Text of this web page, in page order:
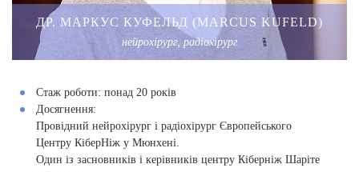
ДР. МАРКУС КУФЕЛЬД (MARCUS KUFELD)
нейрохірург, радіохірург
Стаж роботи: понад 20 років
Досягнення:
Провідний нейрохірург і радіохірург Європейського
Центру КіберНіж у Мюнхені.
Один із засновників і керівників центру Кіберніж Шаріте